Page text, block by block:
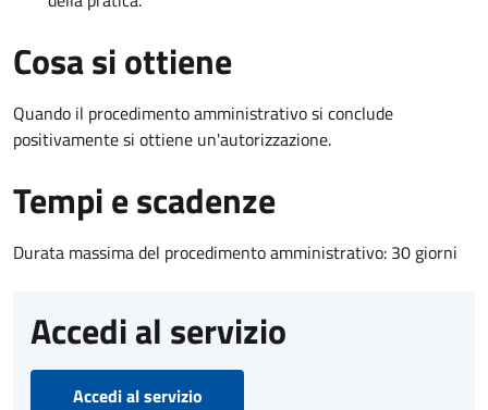
Cosa si ottiene
Quando il procedimento amministrativo si conclude
positivamente si ottiene un'autorizzazione.
Tempi e scadenze
Durata massima del procedimento amministrativo: 30 giorni
Accedi al servizio
Accedi al servizio